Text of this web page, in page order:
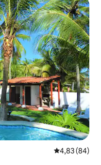
Évaluation
4,83 (84)